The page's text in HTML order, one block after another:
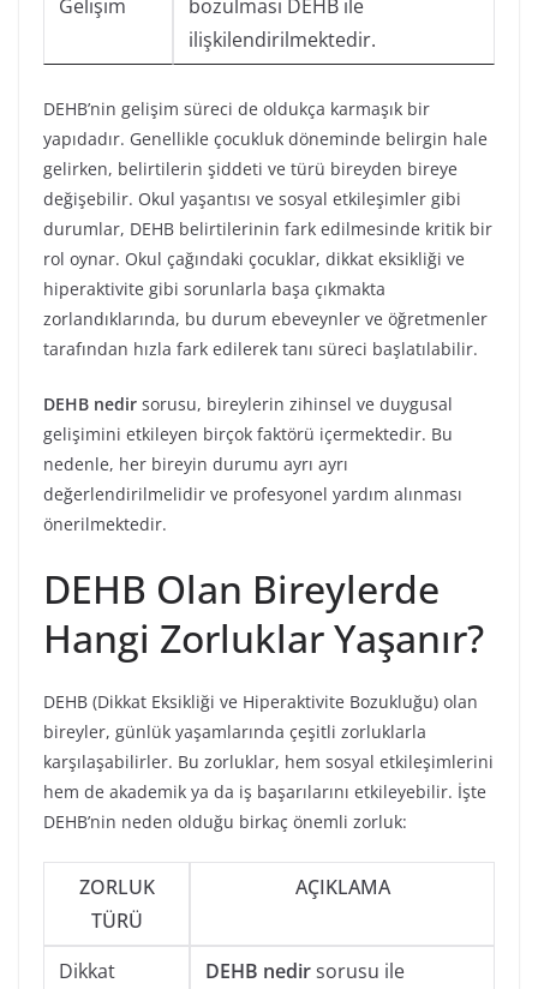
Gelişim
bozulması DEHB ile
ilişkilendirilmektedir.
DEHB’nin gelişim süreci de oldukça karmaşık bir
yapıdadır. Genellikle çocukluk döneminde belirgin hale
gelirken, belirtilerin şiddeti ve türü bireyden bireye
değişebilir. Okul yaşantısı ve sosyal etkileşimler gibi
durumlar, DEHB belirtilerinin fark edilmesinde kritik bir
rol oynar. Okul çağındaki çocuklar, dikkat eksikliği ve
hiperaktivite gibi sorunlarla başa çıkmakta
zorlandıklarında, bu durum ebeveynler ve öğretmenler
tarafından hızla fark edilerek tanı süreci başlatılabilir.
DEHB nedir sorusu, bireylerin zihinsel ve duygusal
gelişimini etkileyen birçok faktörü içermektedir. Bu
nedenle, her bireyin durumu ayrı ayrı
değerlendirilmelidir ve profesyonel yardım alınması
önerilmektedir.
DEHB Olan Bireylerde
Hangi Zorluklar Yaşanır?
DEHB (Dikkat Eksikliği ve Hiperaktivite Bozukluğu) olan
bireyler, günlük yaşamlarında çeşitli zorluklarla
karşılaşabilirler. Bu zorluklar, hem sosyal etkileşimlerini
hem de akademik ya da iş başarılarını etkileyebilir. İşte
DEHB’nin neden olduğu birkaç önemli zorluk:
ZORLUK
TÜRÜ
AÇIKLAMA
Dikkat
DEHB nedirsorusu ile